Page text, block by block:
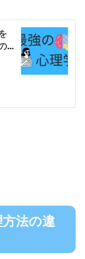
法の違